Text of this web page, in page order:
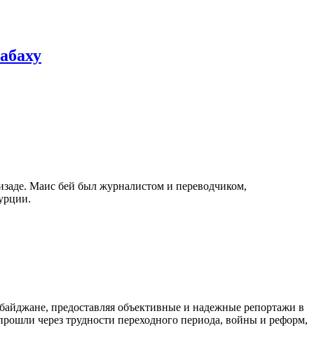
Маис бей был журналистом и переводчиком,
предоставляя объективные и надежные репортажи в
через трудности переходного периода, войны и реформ,